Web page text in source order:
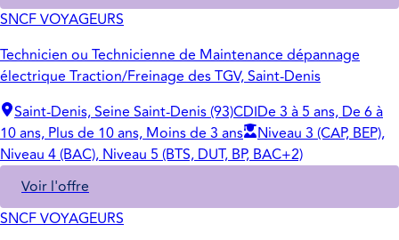
SNCF VOYAGEURS
Technicien ou Technicienne de Maintenance dépannage
électrique Traction/Freinage des TGV, Saint-Denis
Saint-Denis, Seine Saint-Denis (93)CDIDe 3 à 5 ans, De 6 à
10 ans, Plus de 10 ans, Moins de 3 ans
Niveau 3 (CAP, BEP),
Niveau 4 (BAC), Niveau 5 (BTS, DUT, BP, BAC+2)
Voir l'offre
SNCF VOYAGEURS